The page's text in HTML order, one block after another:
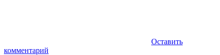
Оставить
комментарий